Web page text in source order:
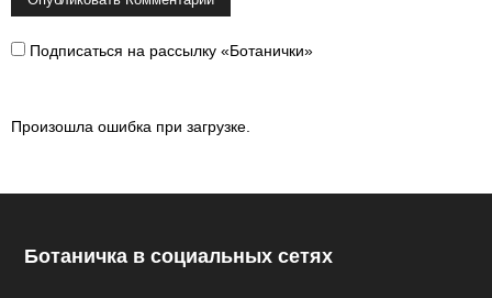
Подписаться на рассылку «Ботанички»
Произошла ошибка при загрузке.
Ботаничка в социальных сетях